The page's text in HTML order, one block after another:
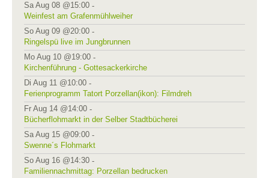
Sa Aug 08 @15:00 -
Weinfest am Grafenmühlweiher
So Aug 09 @20:00 -
Ringelspü live im Jungbrunnen
Mo Aug 10 @19:00 -
Kirchenführung - Gottesackerkirche
Di Aug 11 @10:00 -
Ferienprogramm Tatort Porzellan(ikon): Filmdreh
Fr Aug 14 @14:00 -
Bücherflohmarkt in der Selber Stadtbücherei
Sa Aug 15 @09:00 -
Swenne´s Flohmarkt
So Aug 16 @14:30 -
Familiennachmittag: Porzellan bedrucken